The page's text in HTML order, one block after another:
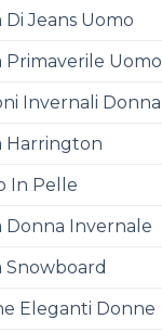
Di Jeans Uomo
Primaverile Uomo
Invernali Donna
Harrington
In Pelle
Donna Invernale
Snowboard
Eleganti Donne